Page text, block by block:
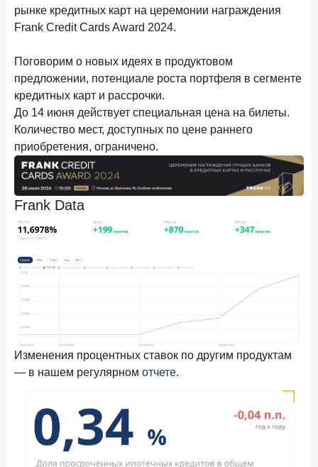
25 ноября 2025 года
инвестиций
Ипотека. Итоги октября 2025 года
Рассылка Frank RG
Итоги недели, наша трактовка основных событий
на банковском рынке
рынке кредитных карт на церемонии награждения
Frank Credit Cards Award 2024.
Поговорим о новых идеях в продуктовом
предложении, потенциале роста портфеля в сегменте
кредитных карт и рассрочки.
До 14 июня действует специальная цена на билеты.
Количество мест, доступных по цене раннего
приобретения, ограничено.
Frank Data
Изменения процентных ставок по другим продуктам
— в нашем регулярном отчете.